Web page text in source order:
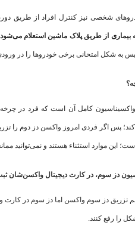
شخصی نیز کنترل افراد از طریق
بیماری از طریق پلاک ماشین استعلام می‌شود
به شکل امتحانی برخی خودروها را در
پس اگر فردی امروز واکسن دز دوم را
این موارد استثناء هستند و نمی‌توانید
دز سوم، در کارت دیجیتال واکسن‌شان
تزریق دز سوم واکسن اما دز سوم در کارت
را رفع کنند.